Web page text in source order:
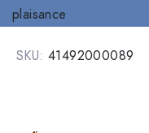
SKU: 41492000089